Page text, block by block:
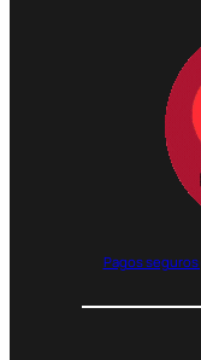
Pagos seguros